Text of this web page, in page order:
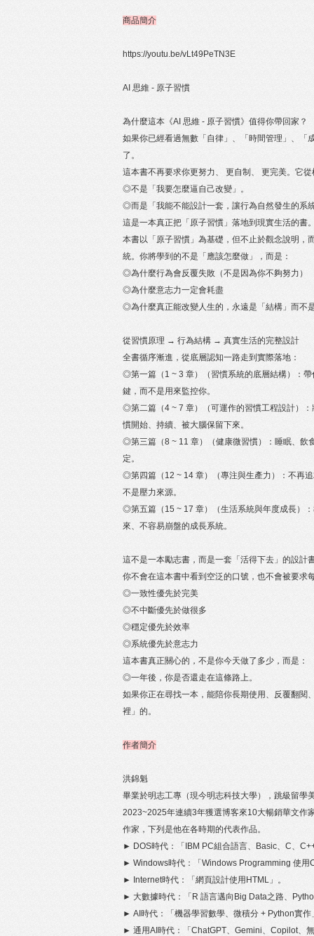
商品簡介
https://youtu.be/vLt49PeTN3E
AI 思維 - 原子習慣
為什麼這本《AI 思維 - 原子習慣》值得你帶回家？
如果你已經看過無數「自律」、「時間管理」、「
了。
這本書不再要求你更努力、 更自制、 更完美。它
◎不是「我要怎麼逼自己改變」。
◎而是「我能不能設計一套，讓行為自然發生的系
這是一本真正把「原子習慣」落地到現實生活的書
本書以「原子習慣」為基礎，但不止於觀念說明，
統。你將學到的不是「應該怎麼做」，而是：
◎為什麼行為會反覆失敗（不是因為你不夠努力）
◎為什麼意志力一定會耗盡
◎為什麼真正能改變人生的，永遠是「結構」而不
從習慣原理 → 行為結構 → 真實生活的完整設計
全書循序漸進，從底層認知一路走到實際落地：
◎第一篇（1 ~ 3 章）（習慣系統的底層結構）：
鍵，而不是用來監控你。
◎第二篇（4 ~ 7 章）（可運作的習慣工程設計）
慣開始、持續、被大腦保留下來。
◎第三篇（8 ~ 11 章）（健康微習慣）：睡眠、飲
定。
◎第四篇（12 ~ 14 章）（專注與生產力）：不再
不是壓力來源。
◎第五篇（15 ~ 17 章）（生活系統與年度成長）
來、不容易崩盤的成長系統。
這不是一本勵志書，而是一套「活得下去」的設計
你不會在這本書中看到空泛的口號，也不會被要求
◎一致性優先於完美
◎不中斷優先於做很多
◎穩定優先於效率
◎系統優先於意志力
這本書真正關心的，不是你今天做了多少，而是：
◎一年後，你是否還走在這條路上。
如果你正在尋找一本，能陪你長期使用、反覆翻閱
裡」的。
作者簡介
洪錦魁
畢業於明志工專（現今明志科技大學），跳級留
2023~2025年連續3年獲選博客來10大暢銷華文作
作家，下列是他在各時期的代表作品。
► DOS時代：「IBM PC組合語言、Basic、C、
► Windows時代：「Windows Programming 使用
► Internet時代：「網頁設計使用HTML」。
► 大數據時代：「R 語言邁向Big Data之路、
► AI時代：「機器學習數學、微積分 + Python實
► 通用AI時代：「ChatGPT、Gemini、Copilot、